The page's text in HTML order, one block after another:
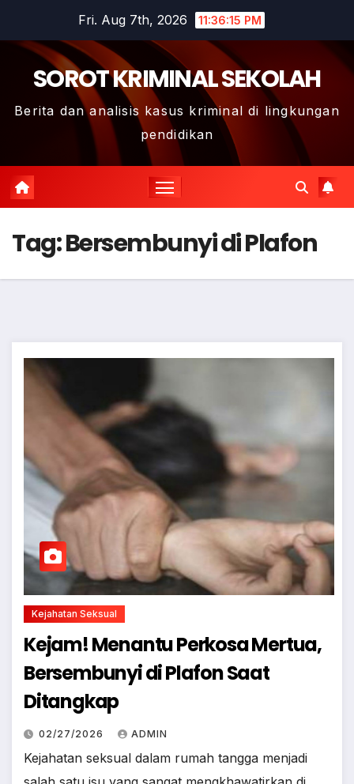
content
Fri. Aug 7th, 2026 11:36:16 PM
SOROT KRIMINAL SEKOLAH
Berita dan analisis kasus kriminal di lingkungan
pendidikan
Tag:Bersembunyi di Plafon
Kejahatan Seksual
Kejam! Menantu Perkosa Mertua,
Bersembunyi di Plafon Saat
Ditangkap
02/27/2026 ADMIN
Kejahatan seksual dalam rumah tangga menjadi